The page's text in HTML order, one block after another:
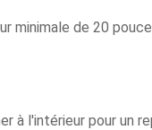
minimale de 20
à l'intérieur pour un